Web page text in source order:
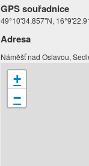
GPS souřadnice
49°10'34.857"N,
Adresa
Náměšť nad Oslavou,
+
−